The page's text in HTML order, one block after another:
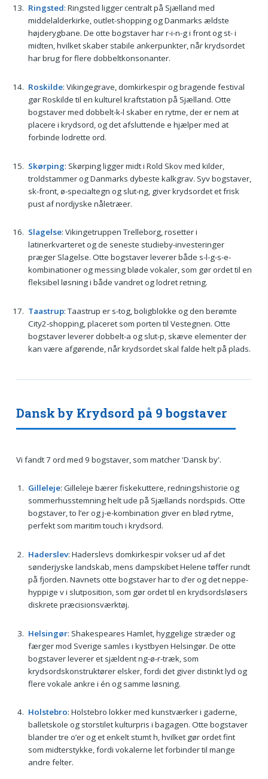
Ringsted: Ringsted ligger centralt på Sjælland med
middelalderkirke, outlet-shopping og Danmarks ældste
højderygbane. De otte bogstaver har r-i-n-g i front og st- i
midten, hvilket skaber stabile ankerpunkter, når krydsordet
har brug for flere dobbeltkonsonanter.
Roskilde: Vikingegrave, domkirkespir og bragende festival
gør Roskilde til en kulturel kraftstation på Sjælland. Otte
bogstaver med dobbelt-k-l skaber en rytme, der er nem at
placere i krydsord, og det afsluttende e hjælper med at
forbinde lodrette ord.
Skørping: Skørping ligger midt i Rold Skov med kilder,
troldstammer og Danmarks dybeste kalkgrav. Syv bogstaver,
sk-front, ø-specialtegn og slut-ng, giver krydsordet et frisk
pust af nordjyske nåletræer.
Slagelse: Vikingetruppen Trelleborg, rosetter i
latinerkvarteret og de seneste studieby-investeringer
præger Slagelse. Otte bogstaver leverer både s-l-g-s-e-
kombinationer og messing bløde vokaler, som gør ordet til en
fleksibel løsning i både vandret og lodret retning.
Taastrup: Taastrup er s-tog, boligblokke og den berømte
City2-shopping, placeret som porten til Vestegnen. Otte
bogstaver leverer dobbelt-a og slut-p, skæve elementer der
kan være afgørende, når krydsordet skal falde helt på plads.
Dansk by Krydsord på 9 bogstaver
Vi fandt 7 ord med 9 bogstaver, som matcher 'Dansk by'.
Gilleleje: Gilleleje bærer fiskekuttere, redningshistorie og
sommerhusstemning helt ude på Sjællands nordspids. Otte
bogstaver, to l’er og j-e-kombination giver en blød rytme,
perfekt som maritim touch i krydsord.
Haderslev: Haderslevs domkirkespir vokser ud af det
sønderjyske landskab, mens dampskibet Helene tøffer rundt
på fjorden. Navnets otte bogstaver har to d’er og det neppe-
hyppige v i slutposition, som gør ordet til en krydsordsløsers
diskrete præcisionsværktøj.
Helsingør: Shakespeares Hamlet, hyggelige stræder og
færger mod Sverige samles i kystbyen Helsingør. De otte
bogstaver leverer et sjældent ng-ø-r-træk, som
krydsordskonstruktører elsker, fordi det giver distinkt lyd og
flere vokale ankre i én og samme løsning.
Holstebro: Holstebro lokker med kunstværker i gaderne,
balletskole og storstilet kulturpris i bagagen. Otte bogstaver
blander tre o’er og et enkelt stumt h, hvilket gør ordet fint
som midterstykke, fordi vokalerne let forbinder til mange
andre felter.